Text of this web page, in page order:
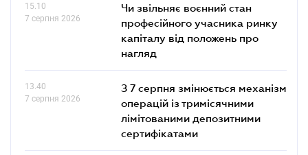
15.10
7 серпня 2026
Чи звільняє воєнний стан
професійного учасника ринку
капіталу від положень про
нагляд
13.40
7 серпня 2026
З 7 серпня змінюється механізм
операцій із тримісячними
лімітованими депозитними
сертифікатами